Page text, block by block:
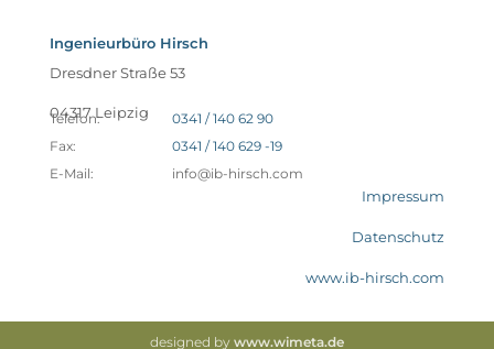
Ingenieurbüro Hirsch
Dresdner Straße 53
04317 Leipzig
Telefon:
0341 / 140 62 90
Fax:
0341 / 140 629 -19
E-Mail:
info@ib-hirsch.com
Impressum
Datenschutz
www.ib-hirsch.com
designed by www.wimeta.de